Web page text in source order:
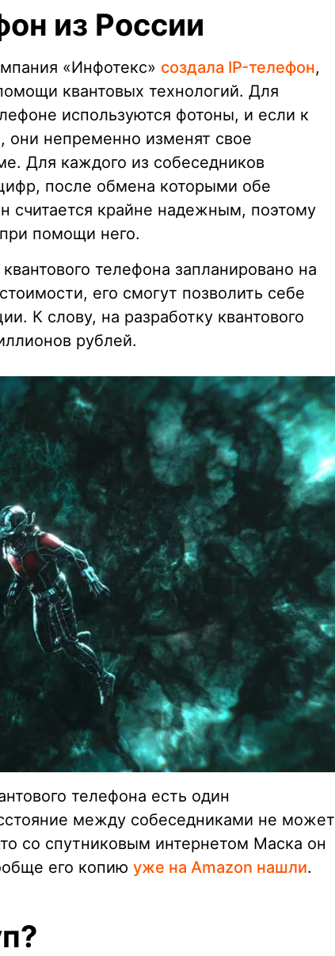
из России
«Инфотекс» создала IP-телефон,
квантовых технологий. Для
используются фотоны, и если к
они непременно изменят свое
Для каждого из собеседников
после обмена которыми обе
считается крайне надежным, поэтому
помощи него.
телефона запланировано на
его смогут позволить себе
К слову, на разработку квантового
рублей.
телефона есть один
между собеседниками не может
со спутниковым интернетом Маска он
его копию уже на Amazon нашли.